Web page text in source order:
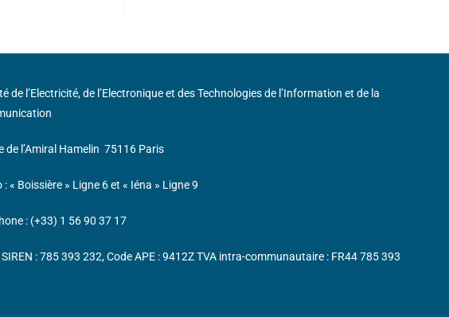
de l’Electricité, de l’Electronique et des Technologies de l’Information et de la
de l’Amiral Hamelin 75116 Paris
: « Boissière » Ligne 6 et « Iéna » Ligne 9
: (+33) 1 56 90 37 17
SIREN : 785 393 232, Code APE : 9412Z TVA intra-communautaire : FR44 785 393